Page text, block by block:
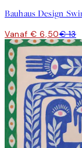
Bauhaus Design
Vanaf € 6,50€ 13